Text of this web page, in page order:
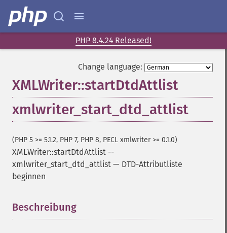
PHP 8.4.24 Released!
Change language:
XMLWriter::startDtdAttlist
xmlwriter_start_dtd_attlist
(PHP 5 >= 5.1.2, PHP 7, PHP 8, PECL xmlwriter >= 0.1.0)
XMLWriter::startDtdAttlist --
xmlwriter_start_dtd_attlist — DTD-Attributliste
beginnen
Beschreibung